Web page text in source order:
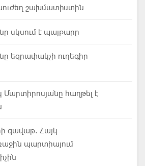
շախմատիստին
սկսում է պայքարը
եզրափակչի ուղեգիր
Մարտիրոսյանը հաղթել է
գավաթ. Հայկ
պարտիայում